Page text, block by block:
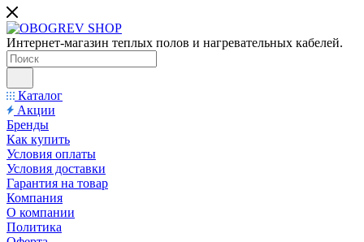
Интернет-магазин теплых полов и нагревательных кабелей.
Каталог
Акции
Бренды
Как купить
Условия оплаты
Условия доставки
Гарантия на товар
Компания
О компании
Политика